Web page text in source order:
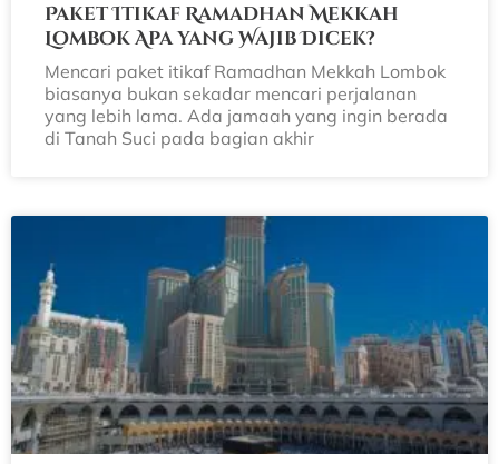
Paket Itikaf Ramadhan Mekkah
Lombok Apa yang Wajib Dicek?
Mencari paket itikaf Ramadhan Mekkah Lombok
biasanya bukan sekadar mencari perjalanan
yang lebih lama. Ada jamaah yang ingin berada
di Tanah Suci pada bagian akhir